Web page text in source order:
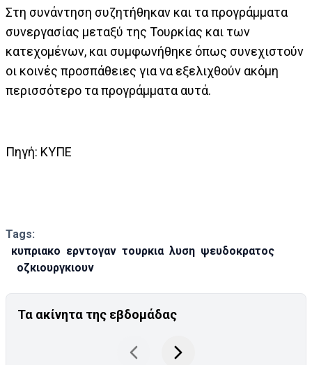
Στη συνάντηση συζητήθηκαν και τα προγράμματα
συνεργασίας μεταξύ της Τουρκίας και των
κατεχομένων, και συμφωνήθηκε όπως συνεχιστούν
οι κοινές προσπάθειες για να εξελιχθούν ακόμη
περισσότερο τα προγράμματα αυτά.
Πηγή: ΚΥΠΕ
Tags:
κυπριακο ερντογαν τουρκια λυση ψευδοκρατος
οζκιουργκιουν
Τα ακίνητα της εβδομάδας